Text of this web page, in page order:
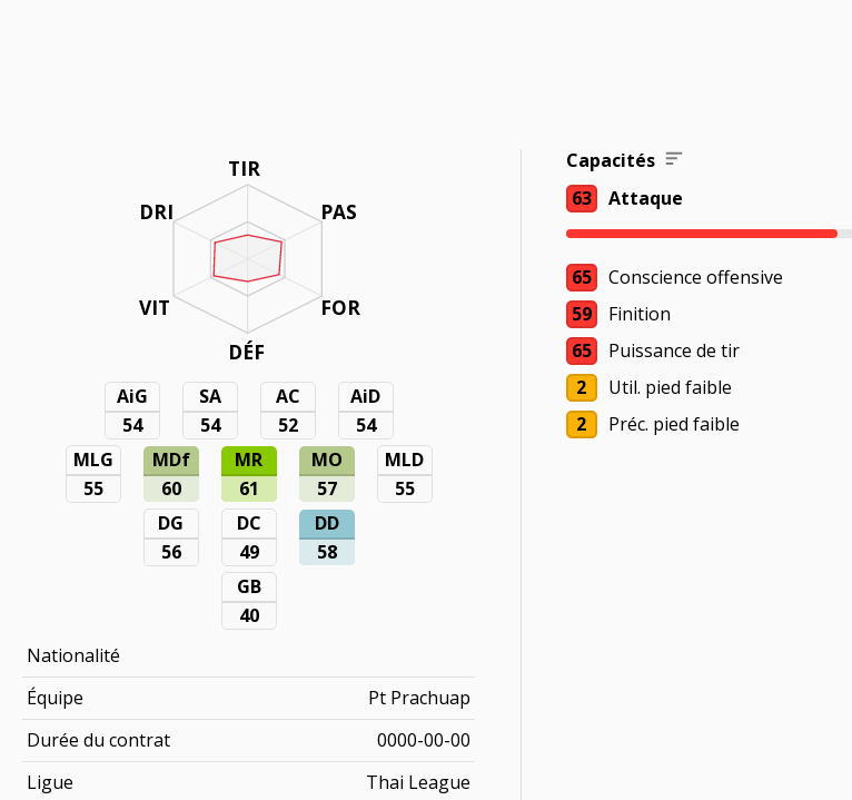
TIR
PAS
FOR
DÉF
DRI
VIT
AiG
54
SA
54
AC
52
AiD
54
MLG
55
MDf
60
MR
61
MO
57
MLD
55
DG
56
DC
49
DD
58
GB
40
Nationalité
Équipe
Pt Prachuap
Durée du contrat
0000-00-00
Ligue
Thai League
Capacités
63
Attaque
65
Conscience offensive
59
Finition
65
Puissance de tir
2
Util. pied faible
2
Préc. pied faible